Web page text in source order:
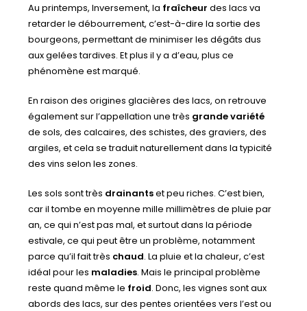
Au printemps, Inversement, la fraîcheur des lacs va
retarder le débourrement, c’est-à-dire la sortie des
bourgeons, permettant de minimiser les dégâts dus
aux gelées tardives. Et plus il y a d’eau, plus ce
phénomène est marqué.
En raison des origines glacières des lacs, on retrouve
également sur l’appellation une très grande variété
de sols, des calcaires, des schistes, des graviers, des
argiles, et cela se traduit naturellement dans la typicité
des vins selon les zones.
Les sols sont très drainantset peu riches. C’est bien,
car il tombe en moyenne mille millimètres de pluie par
an, ce qui n’est pas mal, et surtout dans la période
estivale, ce qui peut être un problème, notamment
parce qu’il fait très chaud. La pluie et la chaleur, c’est
idéal pour les maladies. Mais le principal problème
reste quand même le froid. Donc, les vignes sont aux
abords des lacs, sur des pentes orientées vers l’est ou